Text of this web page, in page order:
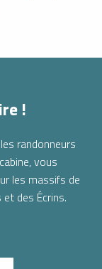
!
randonneurs
vous
les massifs de
des Écrins.